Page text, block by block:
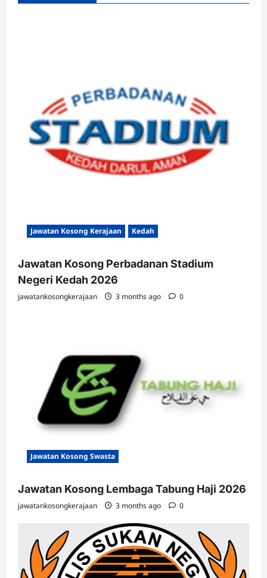
Jawatan Kosong Kerajaan Kedah
Jawatan Kosong Perbadanan Stadium
Negeri Kedah 2026
jawatankosongkerajaan 3 months ago 0
Jawatan Kosong Swasta
Jawatan Kosong Lembaga Tabung Haji 2026
jawatankosongkerajaan 3 months ago 0